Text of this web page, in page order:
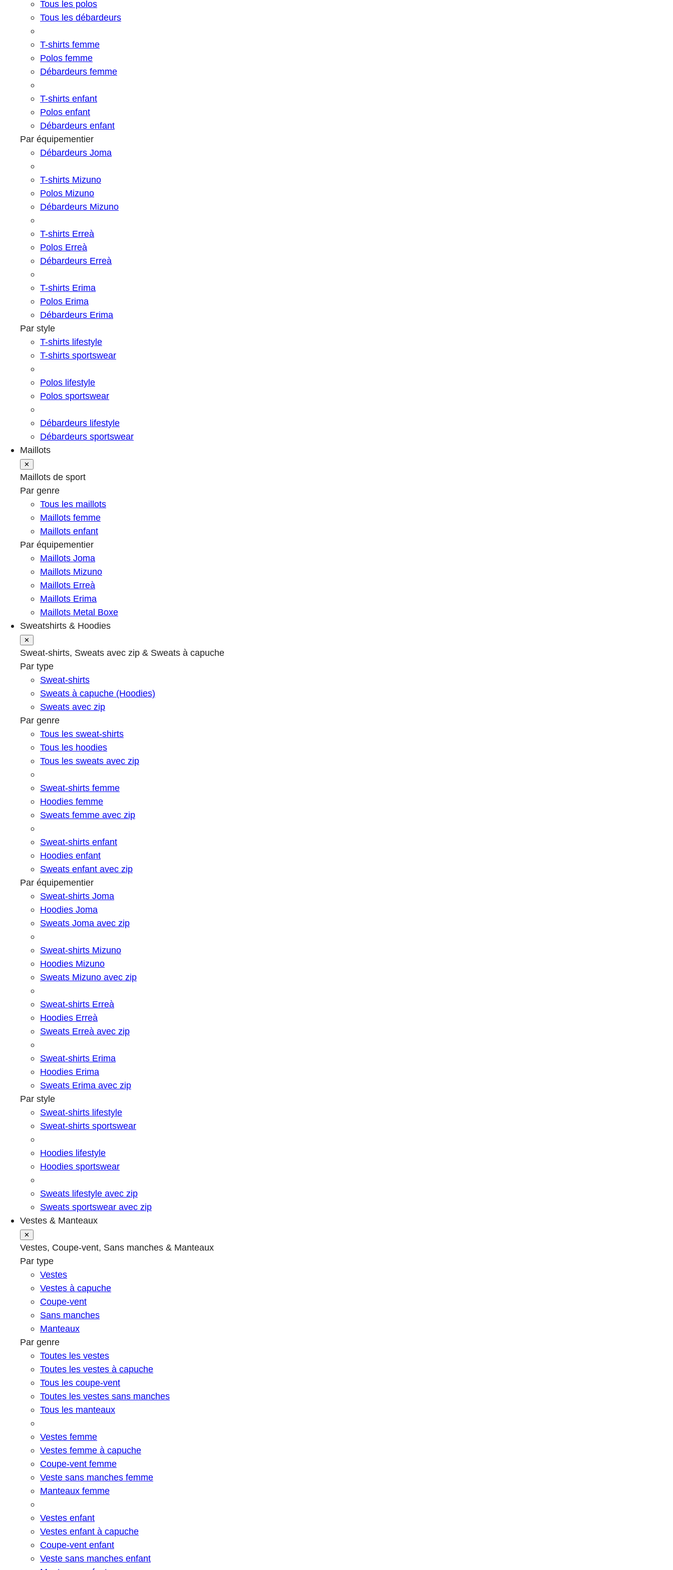
Tous les polos
Tous les débardeurs
T-shirts femme
Polos femme
Débardeurs femme
T-shirts enfant
Polos enfant
Débardeurs enfant
Par équipementier
Débardeurs Joma
T-shirts Mizuno
Polos Mizuno
Débardeurs Mizuno
T-shirts Erreà
Polos Erreà
Débardeurs Erreà
T-shirts Erima
Polos Erima
Débardeurs Erima
Par style
T-shirts lifestyle
T-shirts sportswear
Polos lifestyle
Polos sportswear
Débardeurs lifestyle
Débardeurs sportswear
Maillots
✕
Maillots de sport
Par genre
Tous les maillots
Maillots femme
Maillots enfant
Par équipementier
Maillots Joma
Maillots Mizuno
Maillots Erreà
Maillots Erima
Maillots Metal Boxe
Sweatshirts & Hoodies
✕
Sweat-shirts, Sweats avec zip & Sweats à capuche
Par type
Sweat-shirts
Sweats à capuche (Hoodies)
Sweats avec zip
Par genre
Tous les sweat-shirts
Tous les hoodies
Tous les sweats avec zip
Sweat-shirts femme
Hoodies femme
Sweats femme avec zip
Sweat-shirts enfant
Hoodies enfant
Sweats enfant avec zip
Par équipementier
Sweat-shirts Joma
Hoodies Joma
Sweats Joma avec zip
Sweat-shirts Mizuno
Hoodies Mizuno
Sweats Mizuno avec zip
Sweat-shirts Erreà
Hoodies Erreà
Sweats Erreà avec zip
Sweat-shirts Erima
Hoodies Erima
Sweats Erima avec zip
Par style
Sweat-shirts lifestyle
Sweat-shirts sportswear
Hoodies lifestyle
Hoodies sportswear
Sweats lifestyle avec zip
Sweats sportswear avec zip
Vestes & Manteaux
✕
Vestes, Coupe-vent, Sans manches & Manteaux
Par type
Vestes
Vestes à capuche
Coupe-vent
Sans manches
Manteaux
Par genre
Toutes les vestes
Toutes les vestes à capuche
Tous les coupe-vent
Toutes les vestes sans manches
Tous les manteaux
Vestes femme
Vestes femme à capuche
Coupe-vent femme
Veste sans manches femme
Manteaux femme
Vestes enfant
Vestes enfant à capuche
Coupe-vent enfant
Veste sans manches enfant